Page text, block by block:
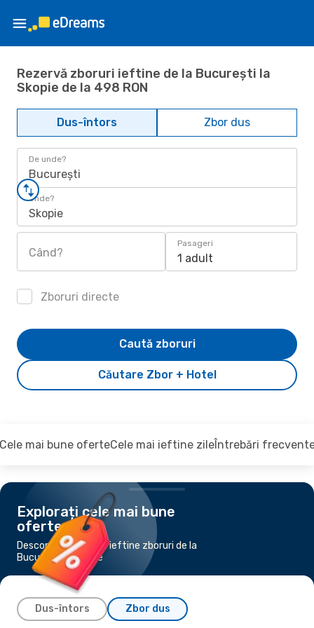
Rezervă zboruri ieftine de la București la
Skopie de la 498 RON
Dus-întors Zbor dus
De unde?
București
Unde?
Skopie
Când?
Pasageri
1 adult
Zboruri directe
Căutare Zbor + Hotel
Caută zboruri
mai bune oferteCele mai ieftine zileÎntrebări
Explorați cele mai bune
oferte
Descoperiți cele mai ieftine zboruri de la
București la Skopie
Dus-întors Zbor dus